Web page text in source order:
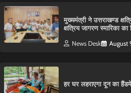
मुख्यमंत्री ने उत्तराखण्ड
क्षत्रिय जागरण स्मारिका का
News Desk August
हर घर लहराएगा दून का